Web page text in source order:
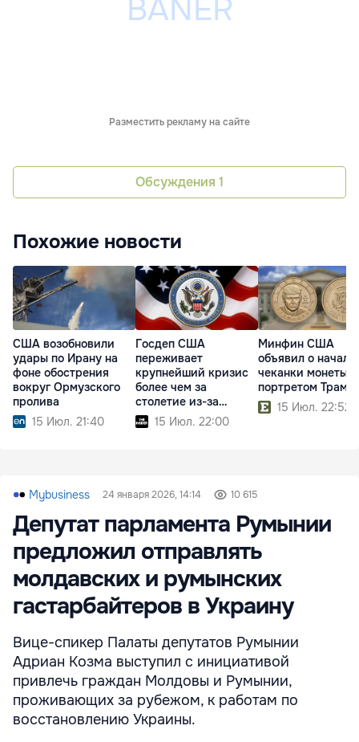
Разместить рекламу на сайте
Обсуждения 1
Похожие новости
США возобновили
удары по Ирану на
фоне обострения
вокруг Ормузского
пролива
15 Июл. 21:40
Госдеп США
переживает
крупнейший кризис
более чем за
столетие из-за
реформ Трампа
15 Июл. 22:00
Минфин США
объявил о начале
чеканки монеты с
портретом
15 Июл. 22:52
Mybusiness 24 января 2026, 14:14 10 615
Депутат парламента Румынии
предложил отправлять
молдавских и румынских
гастарбайтеров в Украину
Вице-спикер Палаты депутатов Румынии
Адриан Козма выступил с инициативой
привлечь граждан Молдовы и Румынии,
проживающих за рубежом, к работам по
восстановлению Украины.